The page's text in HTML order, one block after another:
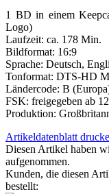
1 BD in einem
Logo)
Laufzeit: ca. 178 Min.
Bildformat: 16:9
Sprache: Deutsch,
Tonformat: DTS-HD
Ländercode: B
FSK: freigegeben ab
Produktion:
Artikeldatenblatt
Diesen Artikel haben
aufgenommen.
Kunden, die diesen
bestellt: